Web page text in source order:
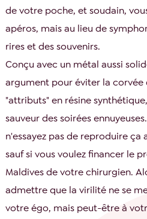
de votre poche, et soudain,
apéros, mais au lieu de
rires et des souvenirs.
Conçu avec un métal aussi
argument pour éviter la corvée
"attributs" en résine
sauveur des soirées
n'essayez pas de reproduire
sauf si vous voulez financer le
Maldives de votre chirurgien.
admettre que la virilité ne se
votre égo, mais peut-être à